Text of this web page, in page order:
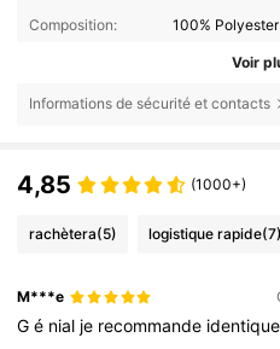
Composition:
100% Polyester
Voir
Informations de sécurité et contacts
4,85 (1000+)
rachètera(5) logistique rapide(7)
M***e
Gé nial je recommande